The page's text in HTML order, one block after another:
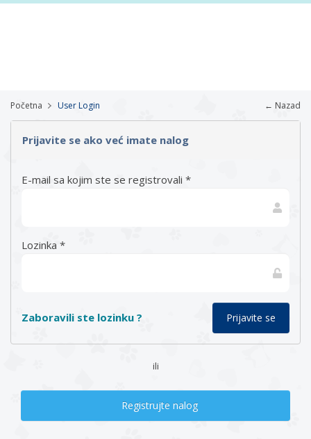
Početna User Login ← Nazad
Prijavite se ako već imate nalog
E-mail sa kojim ste se registrovali *
Lozinka *
Zaboravili ste lozinku ?
ili
Registrujte nalog